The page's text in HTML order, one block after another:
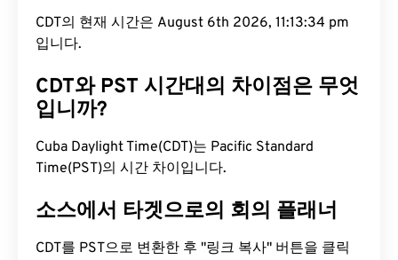
CDT의 현재 시간은 August 6th 2026, 11:13:35 pm
입니다.
CDT와 PST 시간대의 차이점은 무엇
입니까?
Cuba Daylight Time(CDT)는 Pacific Standard
Time(PST)의 시간 차이입니다.
소스에서 타겟으로의 회의 플래너
CDT를 PST으로 변환한 후 "링크 복사" 버튼을 클릭